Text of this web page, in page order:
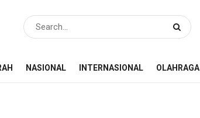
NASIONAL INTERNASIONAL OLAHRAGA